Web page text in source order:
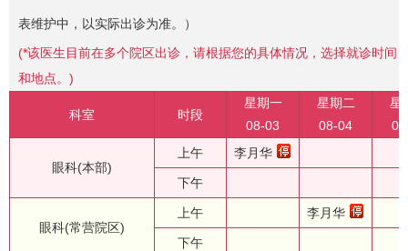
表维护中，以实际出诊为准。）
(*该医生目前在多个院区出诊，请根据您的具体情况，选择就诊时间
和地点。)
科室 时段
星期一
08-03
星期二
08-04
星
眼科(本部)
上午 李月华
下午
眼科(常营院区)
上午 李月华
下午